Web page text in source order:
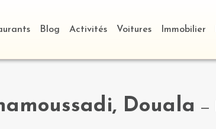
Blog Activités Voitures Immobilier
Douala —